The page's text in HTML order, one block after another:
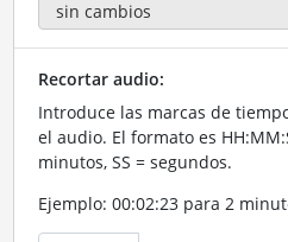
Recortar audio:
Introduce las marcas de
el audio. El formato es
minutos, SS = segundos.
Ejemplo: 00:02:23 para 2